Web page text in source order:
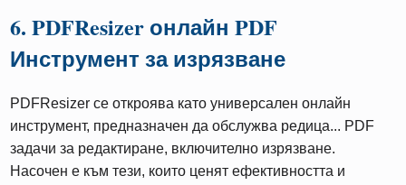
6. PDFResizer онлайн PDF
Инструмент за изрязване
PDFResizer се откроява като универсален онлайн
инструмент, предназначен да обслужва редица... PDF
задачи за редактиране, включително изрязване.
Насочен е към тези, които ценят ефективността и